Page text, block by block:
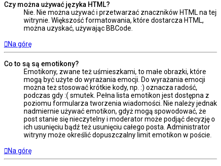
Czy można używać języka HTML?
Nie. Nie można używać i przetwarzać znaczników HTML na tej
witrynie. Większość formatowania, które dostarcza HTML,
można uzyskać, używając BBCode.
Na górę
Co to są są emotikony?
Emotikony, zwane też uśmieszkami, to małe obrazki, które
mogą być użyte do wyrażania emocji. Do wyrażania emocji
można też stosować krótkie kody, np. :) oznacza radość,
podczas gdy :( smutek. Pełna lista emotikon jest dostępna z
poziomu formularza tworzenia wiadomości. Nie należy jednak
nadmiernie używać emotikon, gdyż mogą spowodować, że
post stanie się nieczytelny i moderator może podjąć decyzję o
ich usunięciu bądź też usunięciu całego posta. Administrator
witryny może określić dopuszczalny limit emotikon w poście.
Na górę